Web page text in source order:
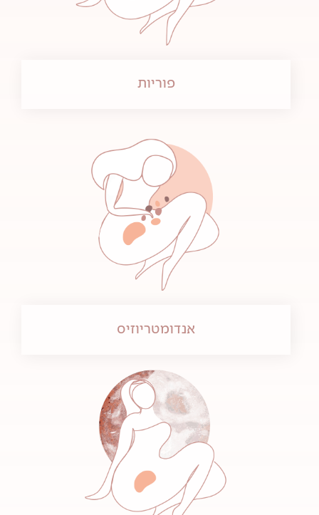
פוריות
אנדומטריוזיס